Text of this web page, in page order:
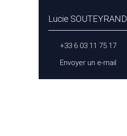
Lucie SOUTEYRAND
+33 6 03 11 75 17
Envoyer un e-mail